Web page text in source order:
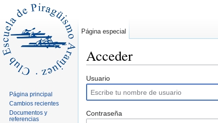
Acceder
Usuario
Contraseña
Página especial
Página principal
Cambios recientes
Documentos y
referencias